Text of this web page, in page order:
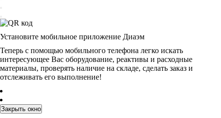
Установите мобильное приложение Диаэм
Теперь с помощью мобильного телефона легко искать
интересующее Вас оборудование, реактивы и расходные
материалы, проверять наличие на складе, сделать заказ и
отслеживать его выполнение!
Закрыть окно